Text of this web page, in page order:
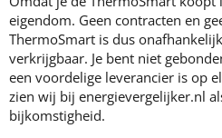
eigendom. Geen contracten en
ThermoSmart is dus
verkrijgbaar. Je bent niet
een voordelige leverancier is op
zien wij bij energievergelijker.nl
bijkomstigheid.